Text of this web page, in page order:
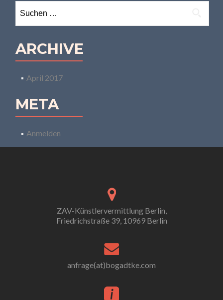
nach:
ARCHIVE
April 2017
META
Anmelden
ZAV-Künstlervermittlung Berlin,
Friedrichstraße 39, 10969 Berlin
anfrage(at)bogadtke.com